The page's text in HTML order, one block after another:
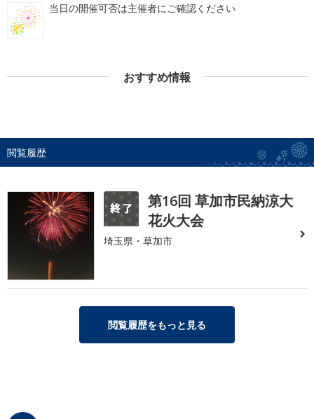
当日の開催可否は主催者にご確認ください
おすすめ情報
閲覧履歴
第16回 草加市民納涼大
花火大会
埼玉県・草加市
閲覧履歴をもっと見る